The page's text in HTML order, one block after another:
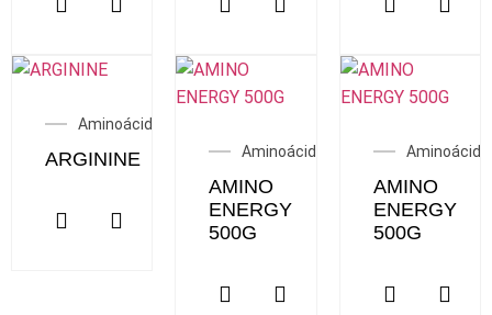
Aminoácidos
ARGININE Aminoácidos
AMINO
ENERGY
500G
AMINO
ENERGY
500G